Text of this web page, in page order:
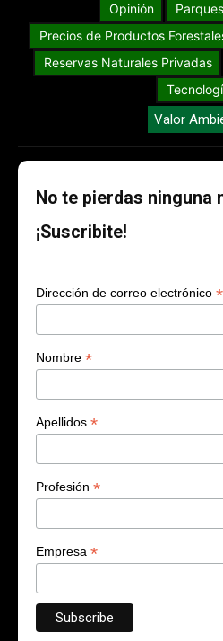
Opinión
Precios de Productos
Reservas Naturales Privadas
Valor
No te pierdas ninguna
¡Suscribite!
Dirección de correo electrónico *
Nombre *
Apellidos *
Profesión *
Empresa *